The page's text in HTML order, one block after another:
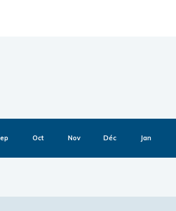
Oct Nov Déc Jan